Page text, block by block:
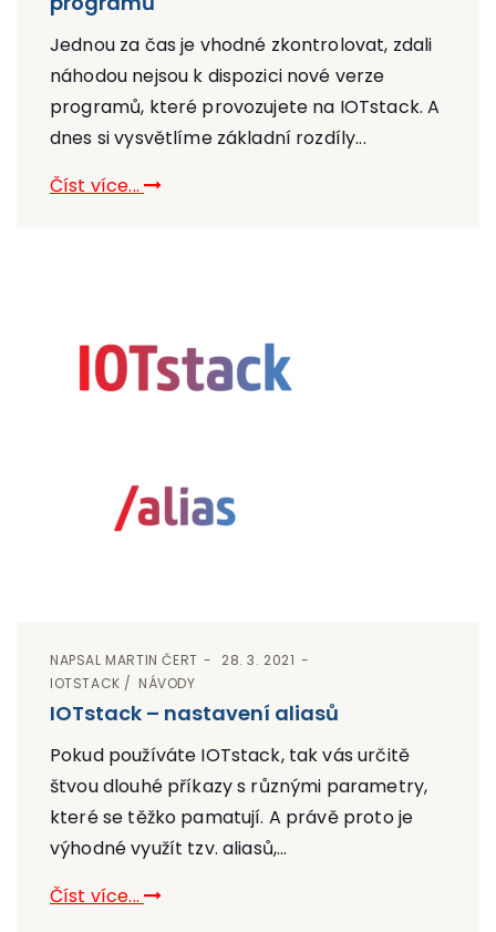
Jednou za čas je vhodné zkontrolovat, zdali
náhodou nejsou k dispozici nové verze
programů, které provozujete na IOTstack. A
dnes si vysvětlíme základní rozdíly...
Číst více...
NAPSAL MARTIN ČERT
28. 3. 2021
IOTSTACK
NÁVODY
IOTstack – nastavení aliasů
Pokud používáte IOTstack, tak vás určitě
štvou dlouhé příkazy s různými parametry,
které se těžko pamatují. A právě proto je
výhodné využít tzv. aliasů,...
Číst více...